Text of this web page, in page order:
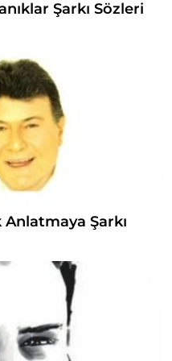
Şarkı Sözleri
Anlatmaya Şarkı